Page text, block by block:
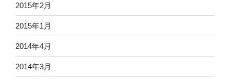
2015年2月
2015年1月
2014年4月
2014年3月